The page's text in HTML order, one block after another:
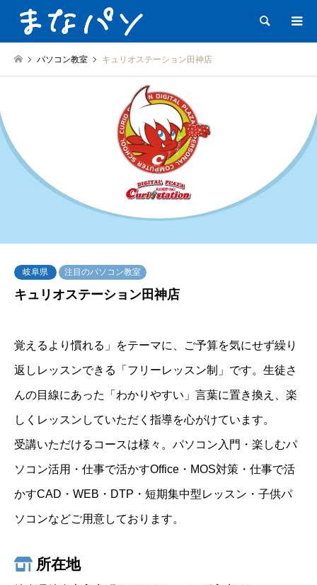
検索
パソコン教室 キュリオステーション田神店
岐阜県 注目のパソコン教室
キュリオステーション田神店
覚えるより慣れる」をテーマに、ご予算を気にせず繰り
返しレッスンできる「フリーレッスン制」です。生徒さ
んの目線にあった「わかりやすい」言葉に置き換え、楽
しくレッスンしていただく指導を心がけています。
受講いただけるコースは様々。パソコン入門・楽しむパ
ソコン活用・仕事で活かすOffice・MOS対策・仕事で活
かすCAD・WEB・DTP・短期集中型レッスン・子供パ
ソコンなどご用意しております。
所在地